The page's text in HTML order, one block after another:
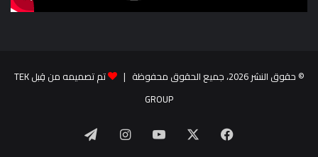
© حقوق النشر 2026، جميع الحقوق محفوظة |
تم تصميمه من قِبل TEK
GROUP
فيسبوك ‫YouTubeانستقرامتيلقرام